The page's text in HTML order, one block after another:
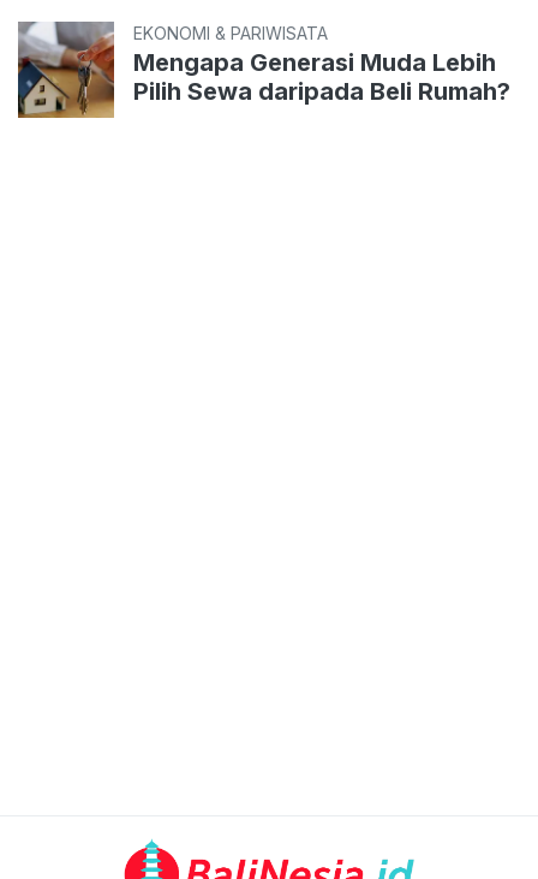
EKONOMI & PARIWISATA
Mengapa Generasi Muda Lebih
Pilih Sewa daripada Beli Rumah?